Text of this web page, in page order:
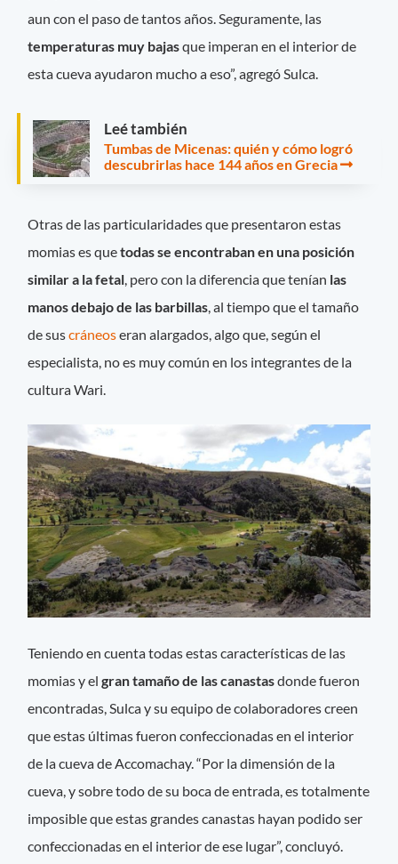
aun con el paso de tantos años. Seguramente, las
temperaturas muy bajasque imperan en el interior de
esta cueva ayudaron mucho a eso”, agregó Sulca.
Leé también
Tumbas de Micenas: quién y cómo logró
descubrirlas hace 144 años en Grecia
Otras de las particularidades que presentaron estas
momias es quetodas se encontraban en una posición
similar a la fetal, pero con la diferencia que tenían las
manos debajo de las barbillas, al tiempo que el tamaño
de suscráneoseran alargados, algo que, según el
especialista, no es muy común en los integrantes de la
cultura Wari.
Teniendo en cuenta todas estas características de las
momias y elgran tamaño de las canastasdonde fueron
encontradas, Sulca y su equipo de colaboradores creen
que estas últimas fueron confeccionadas en el interior
de la cueva de Accomachay. “Por la dimensión de la
cueva, y sobre todo de su boca de entrada, es totalmente
imposible que estas grandes canastas hayan podido ser
confeccionadas en el interior de ese lugar”, concluyó.